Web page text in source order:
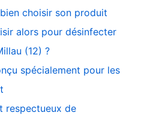
choisir son produit
alors pour désinfecter
(12) ?
spécialement pour les
respectueux de